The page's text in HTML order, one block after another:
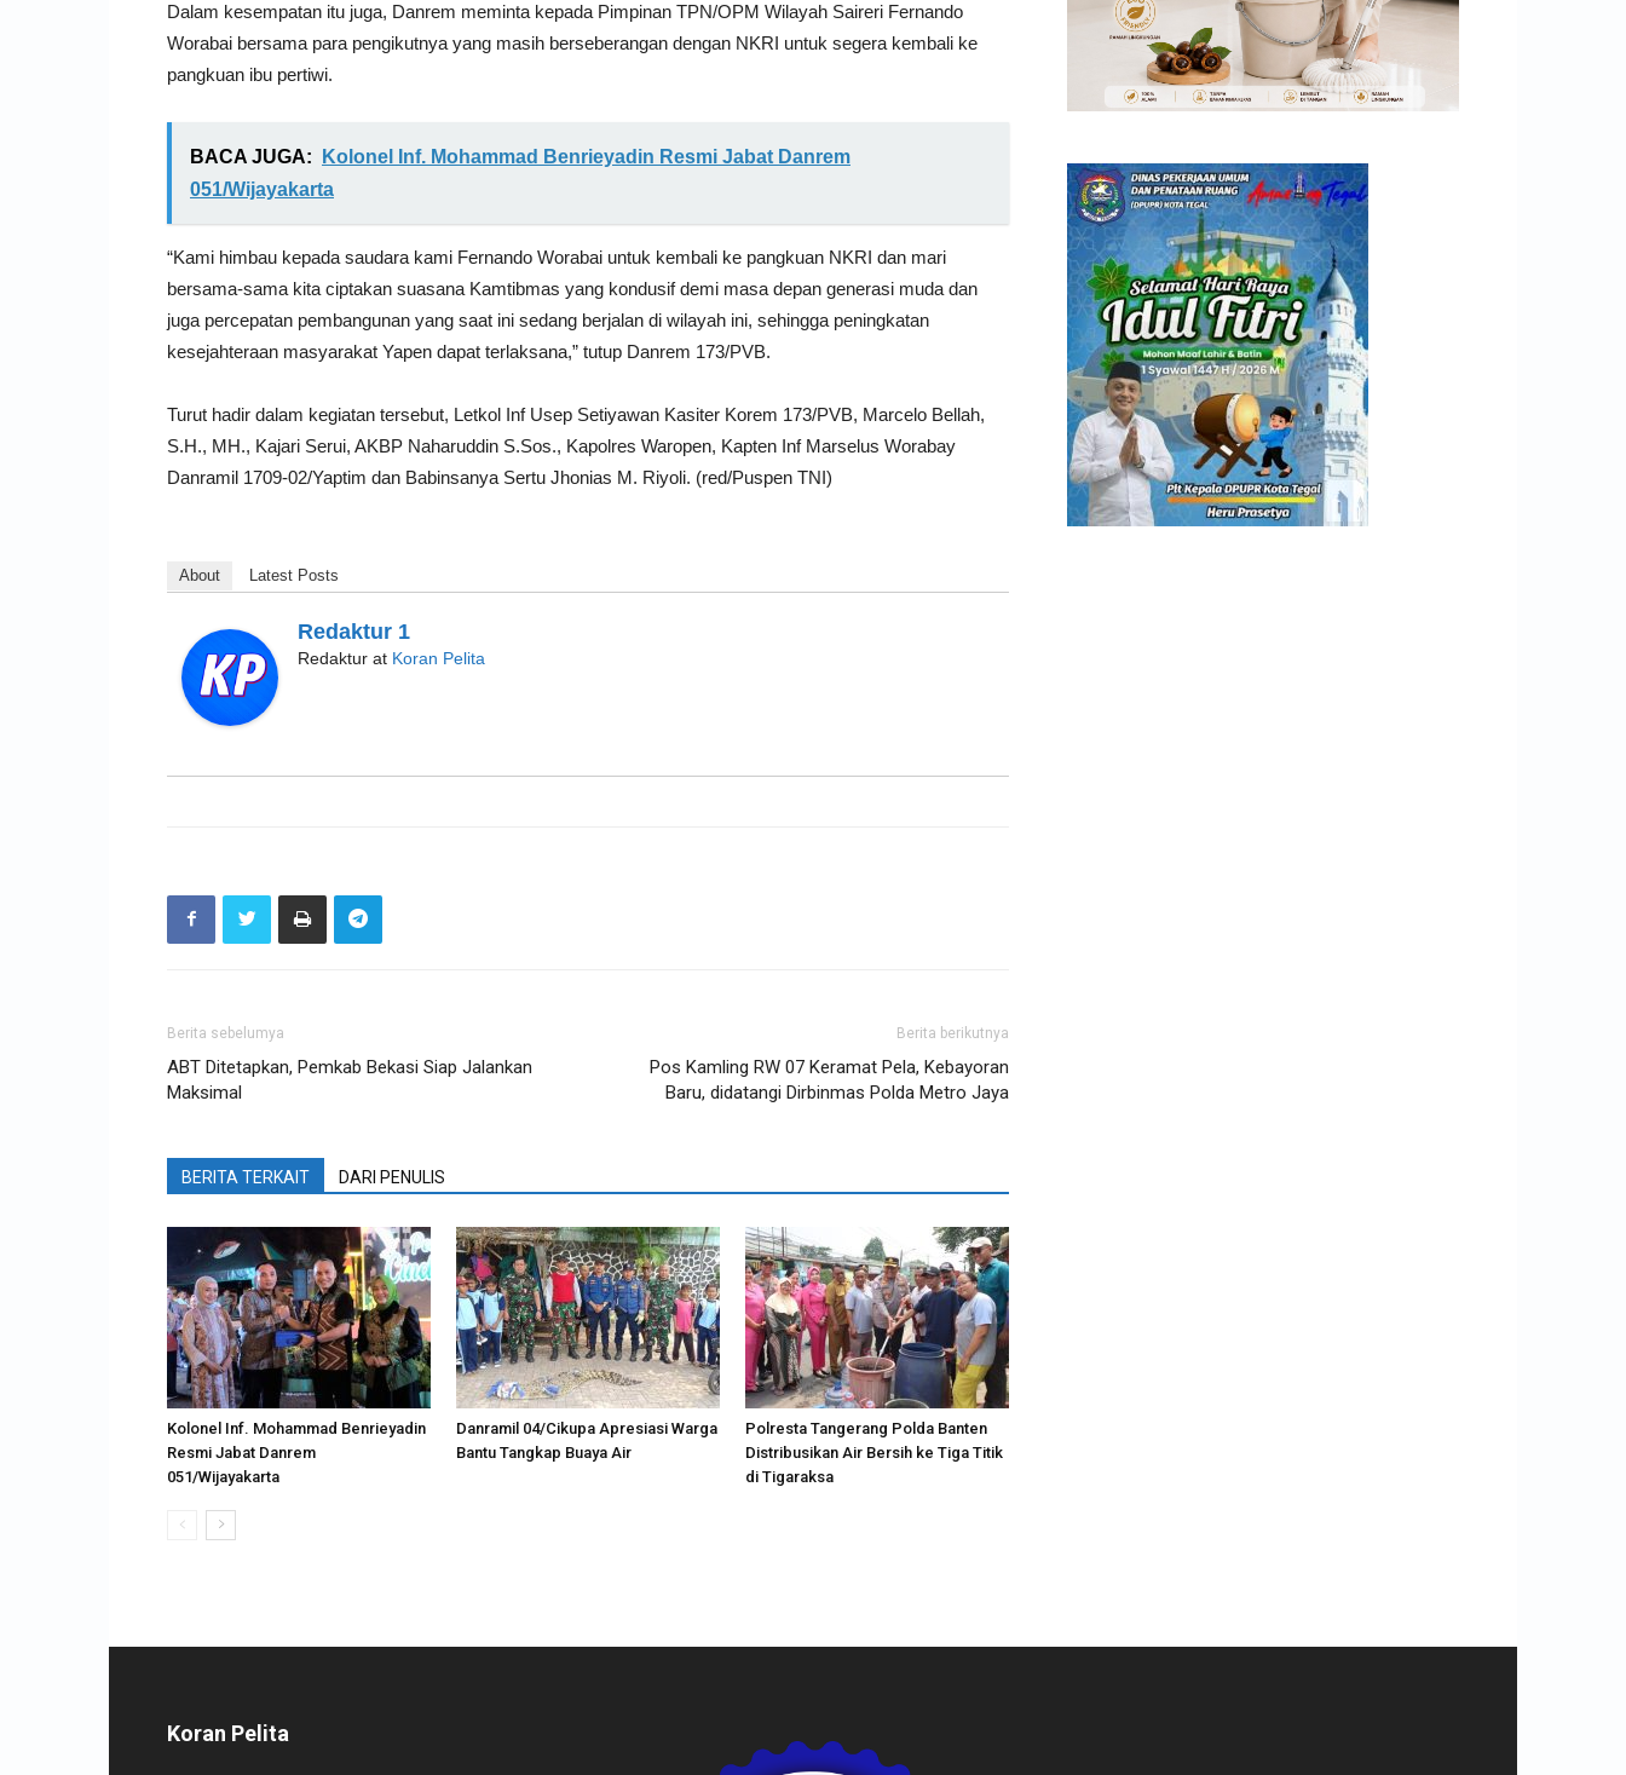
Dalam kesempatan itu juga, Danrem meminta kepada Pimpinan TPN/OPM Wilayah Saireri Fernando
Worabai bersama para pengikutnya yang masih berseberangan dengan NKRI untuk segera kembali ke
pangkuan ibu pertiwi.
BACA JUGA:
Kolonel Inf. Mohammad Benrieyadin Resmi Jabat Danrem
051/Wijayakarta
“Kami himbau kepada saudara kami Fernando Worabai untuk kembali ke pangkuan NKRI dan mari
bersama-sama kita ciptakan suasana Kamtibmas yang kondusif demi masa depan generasi muda dan
juga percepatan pembangunan yang saat ini sedang berjalan di wilayah ini, sehingga peningkatan
kesejahteraan masyarakat Yapen dapat terlaksana,” tutup Danrem 173/PVB.
Turut hadir dalam kegiatan tersebut, Letkol Inf Usep Setiyawan Kasiter Korem 173/PVB, Marcelo Bellah,
S.H., MH., Kajari Serui, AKBP Naharuddin S.Sos., Kapolres Waropen, Kapten Inf Marselus Worabay
Danramil 1709-02/Yaptim dan Babinsanya Sertu Jhonias M. Riyoli. (red/Puspen TNI)
About Latest Posts
Redaktur 1
Redaktur at Koran Pelita
Berita sebelumya
ABT Ditetapkan, Pemkab Bekasi Siap Jalankan
Maksimal
Berita berikutnya
Pos Kamling RW 07 Keramat Pela, Kebayoran
Baru, didatangi Dirbinmas Polda Metro Jaya
BERITA TERKAIT DARI PENULIS
Kolonel Inf. Mohammad Benrieyadin
Resmi Jabat Danrem
051/Wijayakarta
Danramil 04/Cikupa Apresiasi Warga
Bantu Tangkap Buaya Air
Polresta Tangerang Polda Banten
Distribusikan Air Bersih ke Tiga Titik
di Tigaraksa
Koran Pelita